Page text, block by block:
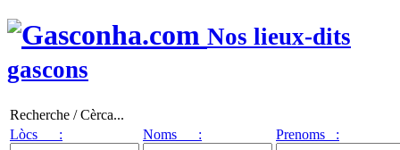
Nos lieux-dits
gascons
Recherche / Cèrca...
Lòcs :
Noms : Prenoms :